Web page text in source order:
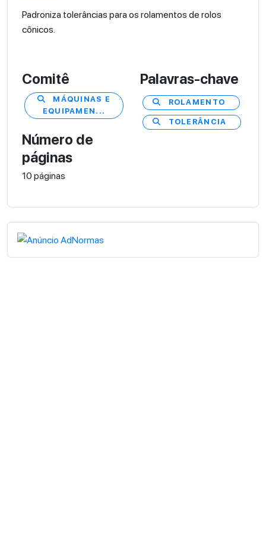
Padroniza tolerâncias para os rolamentos de rolos
cônicos.
Comitê
MÁQUINAS E
EQUIPAMEN...
Número de
páginas
10 páginas
Palavras-chave
ROLAMENTO
TOLERÂNCIA